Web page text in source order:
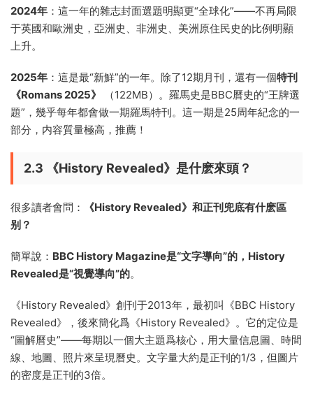
2024年 ：這一年的雜志封面選題明顯更“全球化”——不再局限
于英國和歐洲史，亞洲史、非洲史、美洲原住民史的比例明顯
上升。
2025年 ：這是最“新鮮”的一年。除了12期月刊，還有一個特刊
《Romans 2025》
（122MB）。羅馬史是BBC曆史的“王牌選
題”，幾乎每年都會做一期羅馬特刊。這一期是25周年紀念的一
部分，内容質量極高，推薦！
2.3 《History Revealed》是什麽來頭？
很多讀者會問：
《History Revealed》和正刊兜底有什麽區
别？
簡單說： BBC History Magazine是“文字導向”的，History
Revealed是“視覺導向”的。
《History Revealed》創刊于2013年，最初叫《BBC History
Revealed》，後來簡化爲《History Revealed》。它的定位是
“圖解曆史”——每期以一個大主題爲核心，用大量信息圖、時間
線、地圖、照片來呈現曆史。文字量大約是正刊的1/3，但圖片
的密度是正刊的3倍。